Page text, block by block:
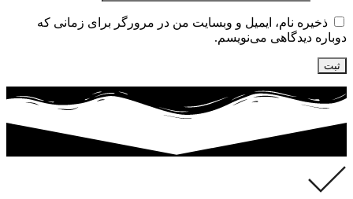
ذخیره نام، ایمیل و وبسایت من در مرورگر برای زمانی که
دوباره دیدگاهی می‌نویسم.